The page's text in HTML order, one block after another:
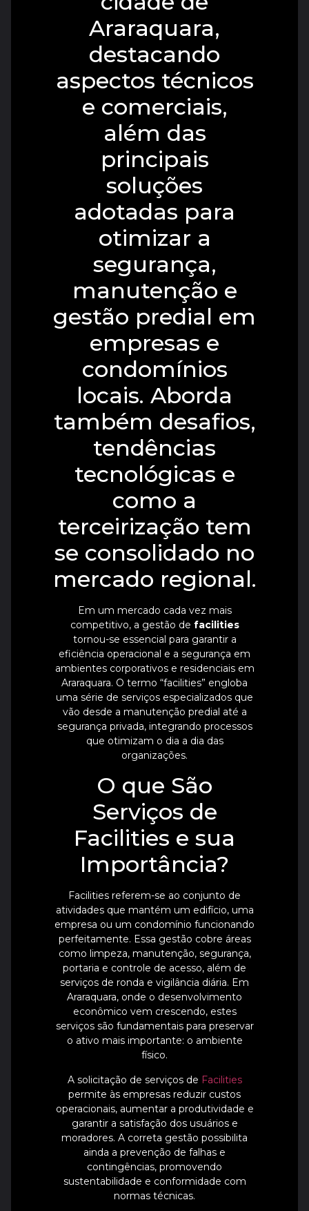
Araraquara,
destacando
aspectos técnicos
e comerciais,
além das
principais
soluções
adotadas para
otimizar a
segurança,
manutenção e
gestão predial em
empresas e
condomínios
locais. Aborda
também desafios,
tendências
tecnológicas e
como a
terceirização tem
se consolidado no
mercado regional.
Em um mercado cada vez mais
competitivo, a gestão de facilities
tornou-se essencial para garantir a
eficiência operacional e a segurança em
ambientes corporativos e residenciais em
Araraquara. O termo “facilities” engloba
uma série de serviços especializados que
vão desde a manutenção predial até a
segurança privada, integrando processos
que otimizam o dia a dia das
organizações.
O que São
Serviços de
Facilities e sua
Importância?
Facilities referem-se ao conjunto de
atividades que mantém um edifício, uma
empresa ou um condomínio funcionando
perfeitamente. Essa gestão cobre áreas
como limpeza, manutenção, segurança,
portaria e controle de acesso, além de
serviços de ronda e vigilância diária. Em
Araraquara, onde o desenvolvimento
econômico vem crescendo, estes
serviços são fundamentais para preservar
o ativo mais importante: o ambiente
físico.
A solicitação de serviços de Facilities
permite às empresas reduzir custos
operacionais, aumentar a produtividade e
garantir a satisfação dos usuários e
moradores. A correta gestão possibilita
ainda a prevenção de falhas e
contingências, promovendo
sustentabilidade e conformidade com
normas técnicas.